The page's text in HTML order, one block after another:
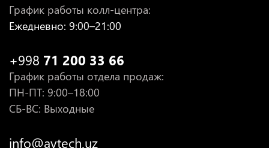
График работы колл-центра:
Ежедневно: 9:00–21:00
+998 71 200 33 66
График работы отдела продаж:
ПН-ПТ: 9:00–18:00
СБ-ВС: Выходные
info@avtech.uz